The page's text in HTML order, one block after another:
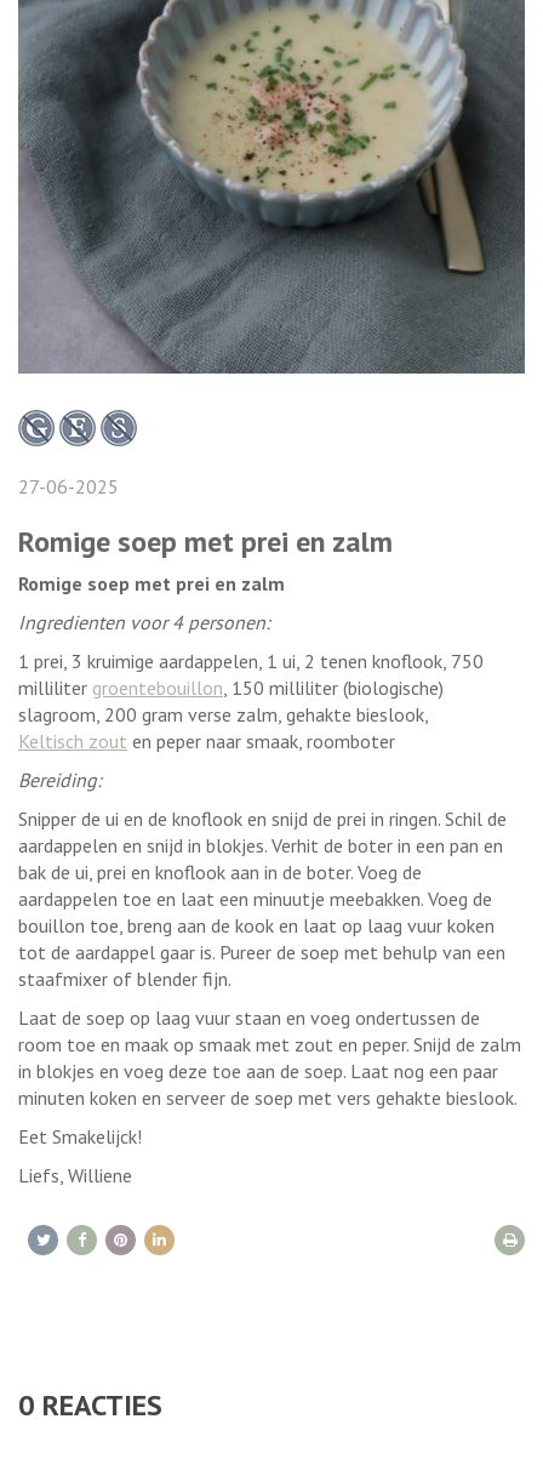
27-06-2025
Romige soep met prei en zalm
Romige soep met prei en zalm
Ingredienten voor 4 personen:
1 prei, 3 kruimige aardappelen, 1 ui, 2 tenen knoflook, 750
milliliter groentebouillon, 150 milliliter (biologische)
slagroom, 200 gram verse zalm, gehakte bieslook,
Keltisch zout en peper naar smaak, roomboter
Bereiding:
Snipper de ui en de knoflook en snijd de prei in ringen. Schil de
aardappelen en snijd in blokjes. Verhit de boter in een pan en
bak de ui, prei en knoflook aan in de boter. Voeg de
aardappelen toe en laat een minuutje meebakken. Voeg de
bouillon toe, breng aan de kook en laat op laag vuur koken
tot de aardappel gaar is. Pureer de soep met behulp van een
staafmixer of blender fijn.
Laat de soep op laag vuur staan en voeg ondertussen de
room toe en maak op smaak met zout en peper. Snijd de zalm
in blokjes en voeg deze toe aan de soep. Laat nog een paar
minuten koken en serveer de soep met vers gehakte bieslook.
Eet Smakelijck!
Liefs, Williene
0 REACTIES